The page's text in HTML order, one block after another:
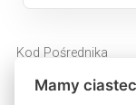
Kod Pośrednika
Mamy